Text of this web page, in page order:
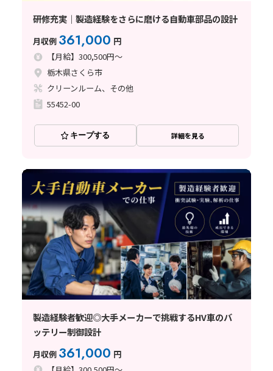
研修充実｜製造経験をさらに磨ける自動車部品の設計
月収例 361,000 円
【月給】300,500円～
栃木県さくら市
クリーンルーム、その他
55452-00
キープする 詳細を見る
製造経験者歓迎◎大手メーカーで挑戦するHV車のバ
ッテリー制御設計
月収例 361,000 円